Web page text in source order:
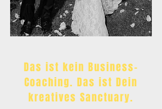
Foto: KatarinaFedora
Das ist kein Business-
Coaching. Das ist Dein
kreatives Sanctuary.